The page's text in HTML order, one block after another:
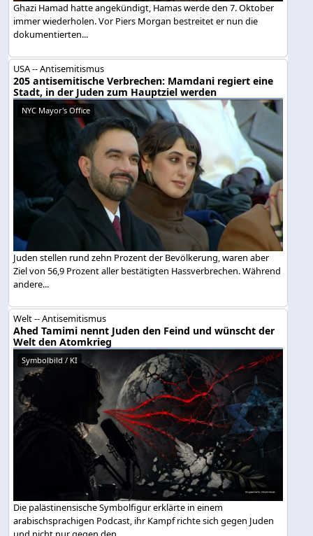
Ghazi Hamad hatte angekündigt, Hamas werde den 7. Oktober
immer wiederholen. Vor Piers Morgan bestreitet er nun die
dokumentierten...
USA -- Antisemitismus
205 antisemitische Verbrechen: Mamdani regiert eine
Stadt, in der Juden zum Hauptziel werden
NYC Mayor's Office
Juden stellen rund zehn Prozent der Bevölkerung, waren aber
Ziel von 56,9 Prozent aller bestätigten Hassverbrechen. Während
andere...
Welt -- Antisemitismus
Ahed Tamimi nennt Juden den Feind und wünscht der
Welt den Atomkrieg
Symbolbild / KI
Die palästinensische Symbolfigur erklärte in einem
arabischsprachigen Podcast, ihr Kampf richte sich gegen Juden